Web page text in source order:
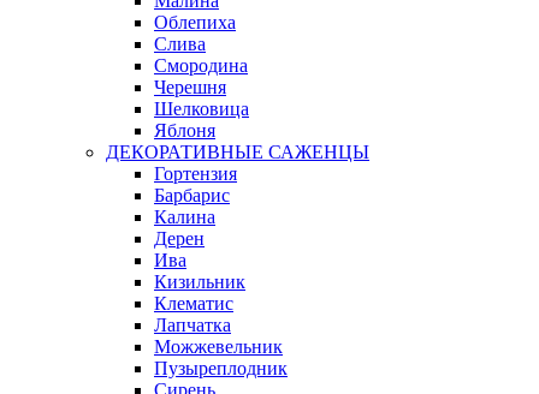
Облепиха
Слива
Смородина
Черешня
Шелковица
Яблоня
ДЕКОРАТИВНЫЕ САЖЕНЦЫ
Гортензия
Барбарис
Калина
Дерен
Ива
Кизильник
Клематис
Лапчатка
Можжевельник
Пузыреплодник